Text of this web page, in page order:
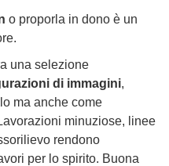
o proporla in dono è un
una selezione
di immagini,
ma anche come
minuziose, linee
rendono
per lo spirito. Buona